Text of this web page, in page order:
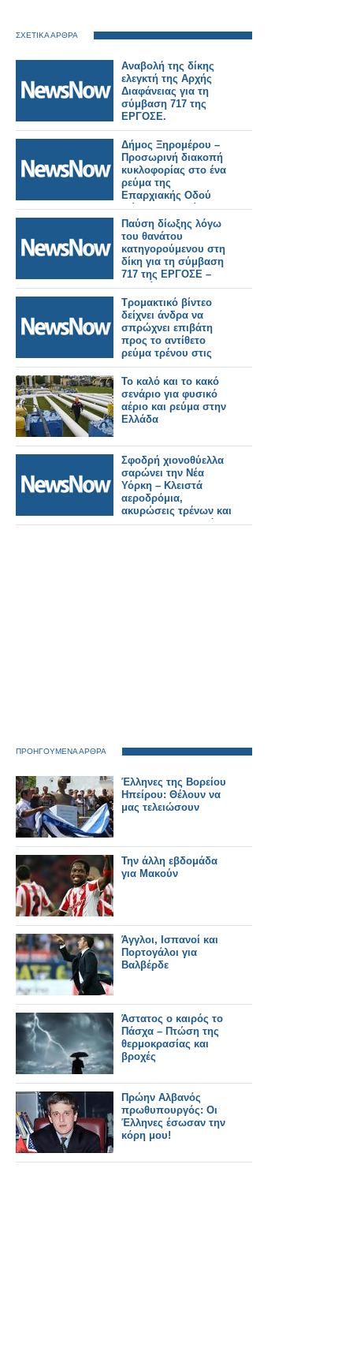
ΣΧΕΤΙΚΑ ΑΡΘΡΑ
Αναβολή της δίκης
ελεγκτή της Αρχής
Διαφάνειας για τη
σύμβαση 717 της
ΕΡΓΟΣΕ.
Δήμος Ξηρομέρου –
Προσωρινή διακοπή
κυκλοφορίας στο ένα
ρεύμα της
Επαρχιακής Οδού
Μύτικα – Παλαίρου.
Παύση δίωξης λόγω
του θανάτου
κατηγορούμενου στη
δίκη για τη σύμβαση
717 της ΕΡΓΟΣΕ –
Συνεχίζεται στις 28
Μαΐου.
Τρομακτικό βίντεο
δείχνει άνδρα να
σπρώχνει επιβάτη
προς το αντίθετο
ρεύμα τρένου στις
ΗΠΑ.
Το καλό και το κακό
σενάριο για φυσικό
αέριο και ρεύμα στην
Ελλάδα
Σφοδρή χιονοθύελλα
σαρώνει την Νέα
Υόρκη – Κλειστά
αεροδρόμια,
ακυρώσεις τρένων και
660.000 νοικοκυριά
ΠΡΟΗΓΟΥΜΕΝΑ ΑΡΘΡΑ
Έλληνες της Βορείου
Ηπείρου: Θέλουν να
μας τελειώσουν
Την άλλη εβδομάδα
για Μακούν
Άγγλοι, Ισπανοί και
Πορτογάλοι για
Βαλβέρδε
Άστατος ο καιρός το
Πάσχα – Πτώση της
θερμοκρασίας και
βροχές
Πρώην Αλβανός
πρωθυπουργός: Οι
Έλληνες έσωσαν την
κόρη μου!